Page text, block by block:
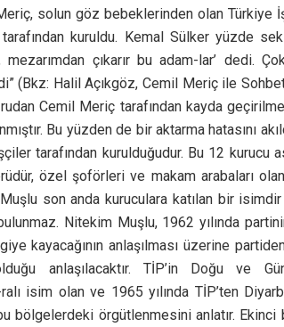
solun göz bebeklerinden olan Türkiye
tarafından kuruldu. Kemal Sülker yüzde
mezarımdan çıkarır bu adam-lar’ dedi.
(Bkz: Halil Açıkgöz, Cemil Meriç ile
Cemil Meriç tarafından kayda
Bu yüzden de bir aktarma hatasını
tarafından kurulduğudur. Bu 12 kurucu
özel şoförleri ve makam arabaları
son anda kuruculara katılan bir
Nitekim Muşlu, 1962 yılında
kayacağının anlaşılması üzerine
anlaşılacaktır. TİP’in Doğu ve
isim olan ve 1965 yılında TİP’ten
bu bölgelerdeki örgütlenmesini anlatır.